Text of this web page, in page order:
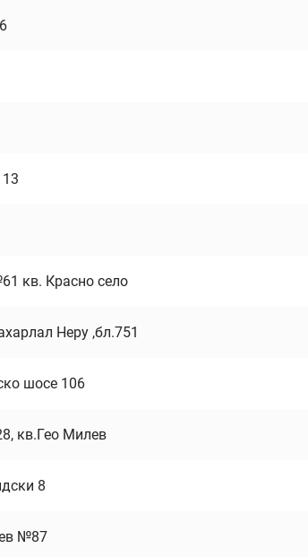
кв. Красно село
Неру ,бл.751
шосе 106
кв.Гео Милев
8
№87